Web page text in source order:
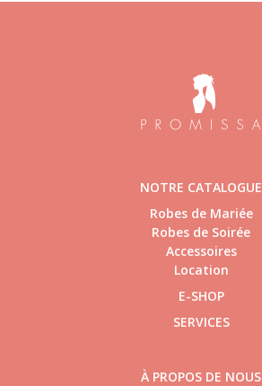
NOTRE CATALOGUE
Robes de Mariée
Robes de Soirée
Accessoires
Location
E-SHOP
SERVICES
À PROPOS DE NOUS